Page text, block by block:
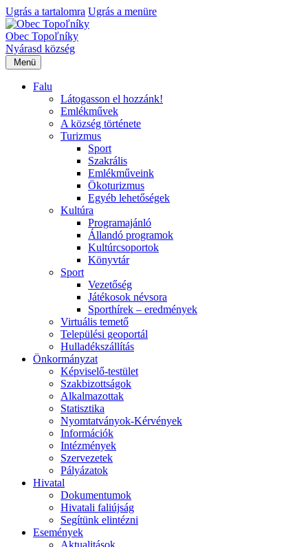
Ugrás a tartalomra Ugrás a menüre
Obec Topoľníky
Nyárasd község
Menü
Falu
Látogasson el hozzánk!
Emlékművek
A község története
Turizmus
Sport
Szakrális
Emlékműveink
Ökoturizmus
Egyéb lehetőségek
Kultúra
Programajánló
Állandó programok
Kultúrcsoportok
Könyvtár
Sport
Vezetőség
Játékosok névsora
Sporthírek – eredmények
Virtuális temető
Települési geoportál
Hulladékszállítás
Önkormányzat
Képviselő-testület
Szakbizottságok
Alkalmazottak
Statisztika
Nyomtatványok-Kérvények
Információk
Intézmények
Szervezetek
Pályázatok
Hivatal
Dokumentumok
Hivatali faliújság
Segítünk elintézni
Események
Aktualitások